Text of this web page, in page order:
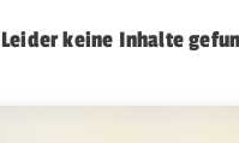
Leider keine Inhalte